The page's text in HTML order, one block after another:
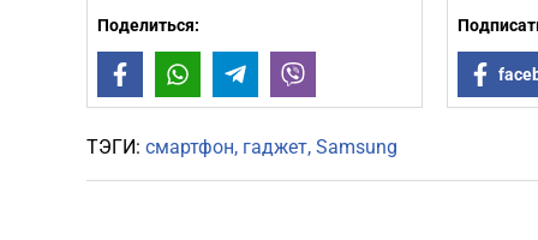
Поделиться:
FacebookWhatsAppTelegram
ТЭГИ: смартфон гаджет Samsung